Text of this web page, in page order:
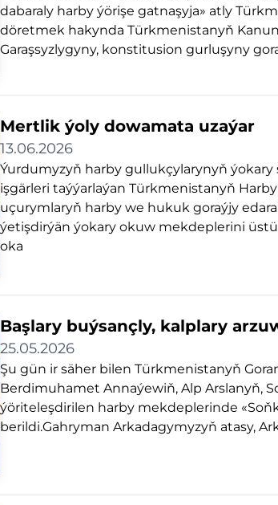
dabaraly harby ýörişe gatnaşyja» atly
döretmek hakynda Türkmenistanyň
Garaşsyzlygyny, konstitusion gurluşyny
Mertlik ýoly dowamata uzaýar
13.06.2026
Ýurdumyzyň harby gullukçylarynyň
işgärleri taýýarlaýan Türkmenistanyň
uçurymlaryň harby we hukuk goraýjy
ýetişdirýän ýokary okuw mekdeplerini
oka
Başlary buýsançly, kalplary
25.05.2026
Şu gün ir säher bilen Türkmenistanyň
Berdimuhamet Annaýewiň, Alp Arslanyň,
ýöriteleşdirilen harby mekdeplerinde
berildi.Gahryman Arkadagymyzyň atasy,